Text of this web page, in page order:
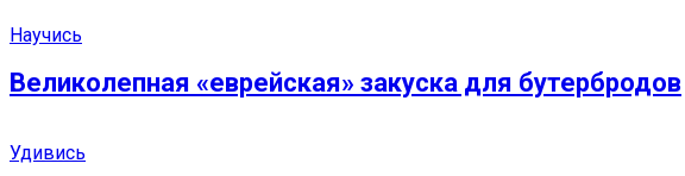
Научись
Великолепная «еврейская» закуска для бутербродов
Удивись